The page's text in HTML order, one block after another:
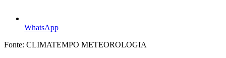
WhatsApp
Fonte: CLIMATEMPO METEOROLOGIA